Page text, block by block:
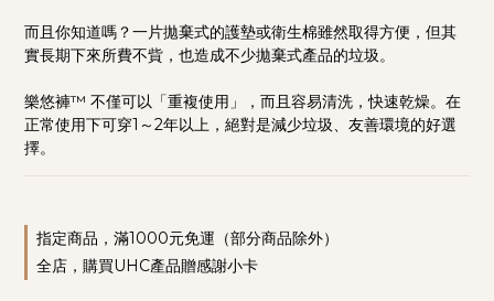
而且你知道嗎？一片拋棄式的護墊或衛生棉雖然取得方便，但其
實長期下來所費不貲，也造成不少拋棄式產品的垃圾。
樂悠褲™ 不僅可以「重複使用」，而且容易清洗，快速乾燥。在
正常使用下可穿1～2年以上，絕對是減少垃圾、友善環境的好選
擇。
指定商品，滿1000元免運（部分商品除外）
全店，購買UHC產品贈感謝小卡